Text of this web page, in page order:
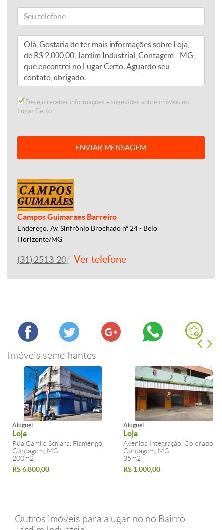
Desejo receber informações e sugestões sobre imóveis no
Lugar Certo.
ENVIAR MENSAGEM
Campos Guimaraes Barreiro
Endereço: Av. Sinfrônio Brochado nº 24 - Belo
Horizonte/MG
(31) 2513-2060Ver telefone
Imóveis semelhantes
Aluguel
Loja
Rua Camilo Schiara, Flamengo,
Contagem, MG
200m2
R$ 6.800,00
Aluguel
Loja
Avenida Integração, Colorado,
Contagem, MG
35m2
R$ 1.000,00
Outros imóveis para alugar no no Bairro